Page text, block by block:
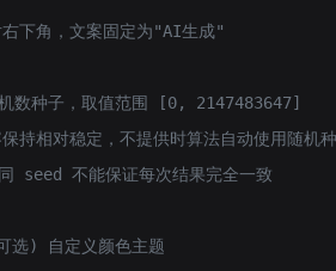
下角，文案固定为"AI生成"
种子，取值范围 [0, 2147483647]
相对稳定，不提供时算法自动使用随机
seed 不能保证每次结果完全一致
) 自定义颜色主题